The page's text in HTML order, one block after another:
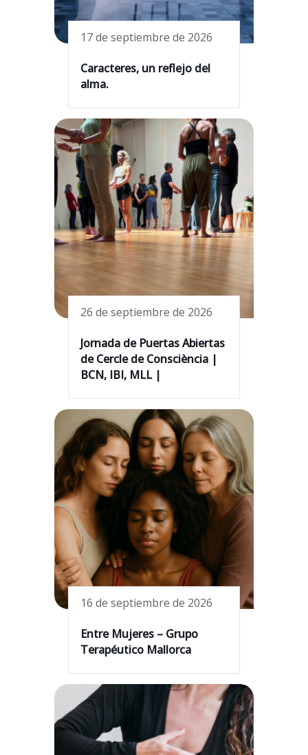
17 de septiembre de 2026
Caracteres, un reflejo del
alma.
26 de septiembre de 2026
Jornada de Puertas Abiertas
de Cercle de Consciència |
BCN, IBI, MLL |
16 de septiembre de 2026
Entre Mujeres – Grupo
Terapéutico Mallorca